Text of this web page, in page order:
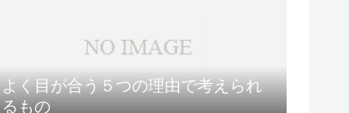
よく目が合う５つの理由で考えられ
るもの